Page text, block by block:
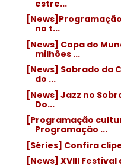
estre...
no t...
[News] Copa do
milhões ...
[News] Sobrado da
do ...
[News] Jazz no
Do...
[Programação
Programação ...
[Séries] Confira
[News] XVIII